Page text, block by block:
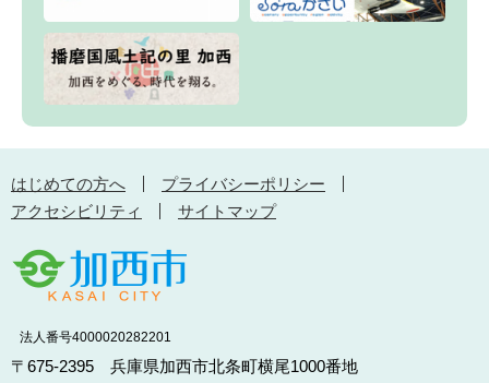
はじめての方へ
プライバシーポリシー
アクセシビリティ
サイトマップ
法人番号4000020282201
〒675-2395 兵庫県加西市北条町横尾1000番地